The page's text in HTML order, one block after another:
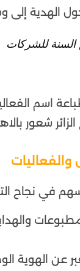
الهدية إلى
السنة للشركات
اسم
شعور
في نجاح
عن الهوية